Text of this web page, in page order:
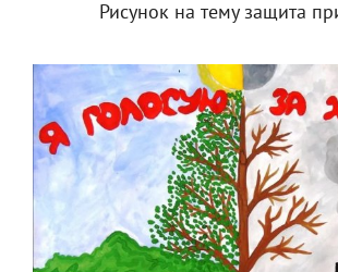
Рисунок на тему защита